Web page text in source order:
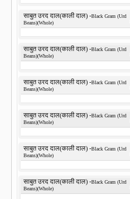
साबुत उरद दाल(काली दाल) -Black Gram (Urd
Beans)(Whole)
साबुत उरद दाल(काली दाल) -Black Gram (Urd
Beans)(Whole)
साबुत उरद दाल(काली दाल) -Black Gram (Urd
Beans)(Whole)
साबुत उरद दाल(काली दाल) -Black Gram (Urd
Beans)(Whole)
साबुत उरद दाल(काली दाल) -Black Gram (Urd
Beans)(Whole)
साबुत उरद दाल(काली दाल) -Black Gram (Urd
Beans)(Whole)